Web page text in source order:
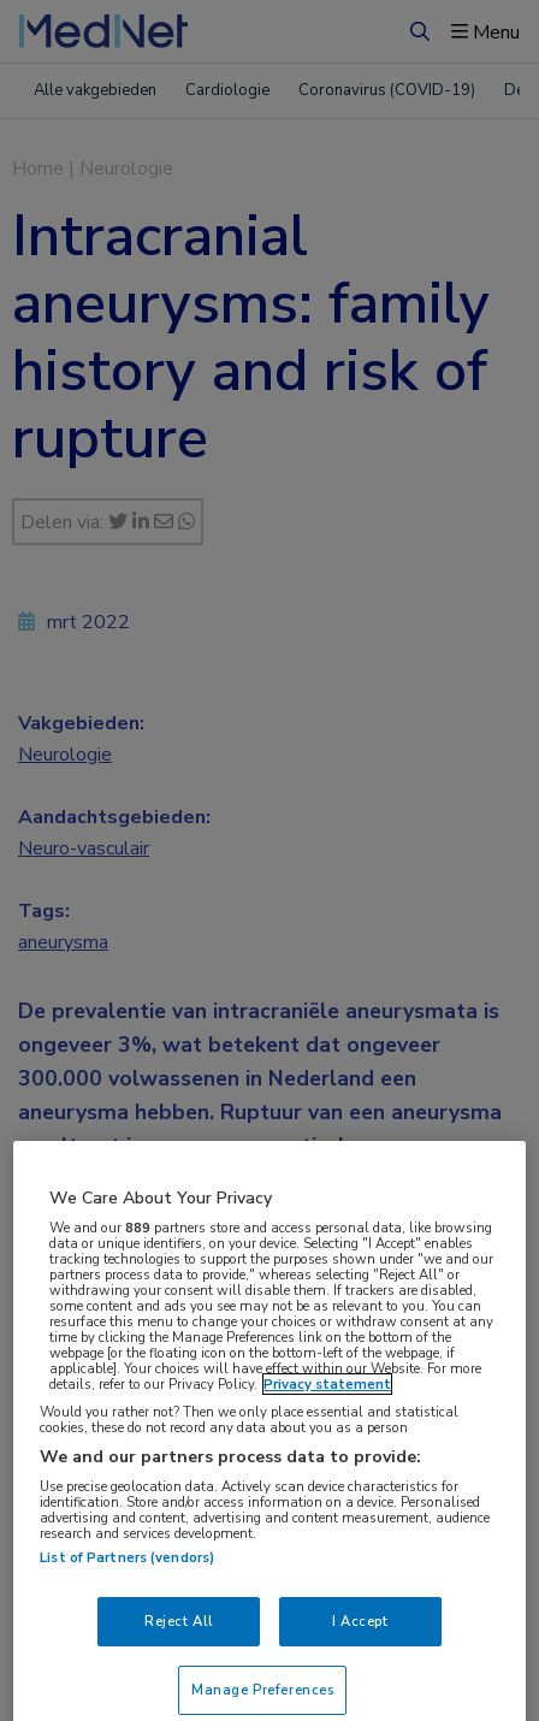
ZoekenMenu
Alle vakgebieden Cardiologie Coronavirus (COVID-19)
Home | Neurologie
Intracranial
aneurysms: family
history and risk of
rupture
Delen via:
De prevalentie van intracraniële aneurysmata is
ongeveer 3%, wat betekent dat ongeveer
300.000 volwassenen in Nederland een
aneurysma hebben. Ruptuur van een aneurysma
resulteert in een aneurysmatische
hoge morbiditeit en mortaliteit, waarbij ongeveer
een derde van de mensen overlijdt aan de
gevolgen ervan. Charlotte Zuurbier wijdde haar
proefschrift aan familiaire intracraniële
aneurysmata. Zij promoveerde aan de Universiteit
van Utrecht.
De belangrijkste groep personen met een sterk
verhoogd risico op een aSAB zijn degenen die
familieleden hebben die al eerder een aSAB hebben
gehad. Bij personen met een positieve
familieanamnese voor aSAB komen intracraniële
aneurysmata vaker voor, namelijk bij ongeveer 10%.
Afhankelijk van het aantal aangedane eerstegraads
familieleden (ouders, broers en zussen, of kinderen)
met een doorgemaakte aSAB kan het risico om ook
mrt 2022
Vakgebieden:
Neurologie
Aandachtsgebieden:
Neuro-vasculair
Tags:
aneurysma
We Care About Your Privacy
We and our889 partners store and access personal data, like browsing
data or unique identifiers, on your device. Selecting "I Accept" enables
tracking technologies to support the purposes shown under "we and our
partners process data to provide," whereas selecting "Reject All" or
withdrawing your consent will disable them. If trackers are disabled,
some content and ads you see may not be as relevant to you. You can
resurface this menu to change your choices or withdraw consent at any
time by clicking the Manage Preferences link on the bottom of the
webpage [or the floating icon on the bottom-left of the webpage, if
applicable]. Your choices will have effect within our Website. For more
details, refer to our Privacy Policy. Privacy statement
Would you rather not? Then we only place essential and statistical
cookies, these do not record any data about you as a person
We and our partners process data to provide:
Use precise geolocation data. Actively scan device characteristics for
identification. Store and/or access information on a device. Personalised
advertising and content, advertising and content measurement, audience
research and services development.
List of Partners (vendors)
Reject All I Accept
Manage Preferences